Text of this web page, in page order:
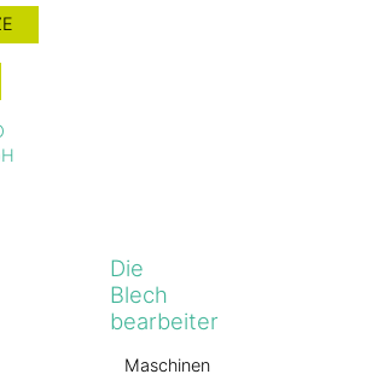
Die
Blech
bearbeiter
Maschinen